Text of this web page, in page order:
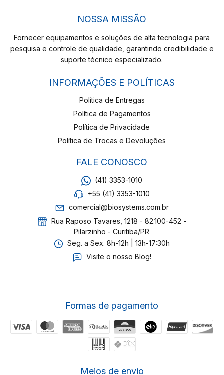
NOSSA MISSÃO
Fornecer equipamentos e soluções de alta tecnologia para
pesquisa e controle de qualidade, garantindo credibilidade e
suporte técnico especializado.
INFORMAÇÕES E POLÍTICAS
Política de Entregas
Política de Pagamentos
Política de Privacidade
Política de Trocas e Devoluções
FALE CONOSCO
(41) 3353-1010
+55 (41) 3353-1010
comercial@biosystems.com.br
Rua Raposo Tavares, 1218 - 82.100-452 -
Pilarzinho - Curitiba/PR
Seg. a Sex. 8h-12h | 13h-17:30h
Visite o nosso Blog!
Formas de pagamento
Meios de envio